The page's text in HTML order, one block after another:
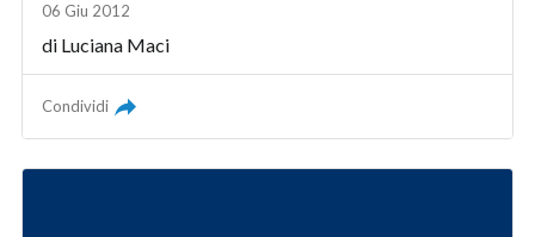
06 Giu 2012
di Luciana Maci
Condividi